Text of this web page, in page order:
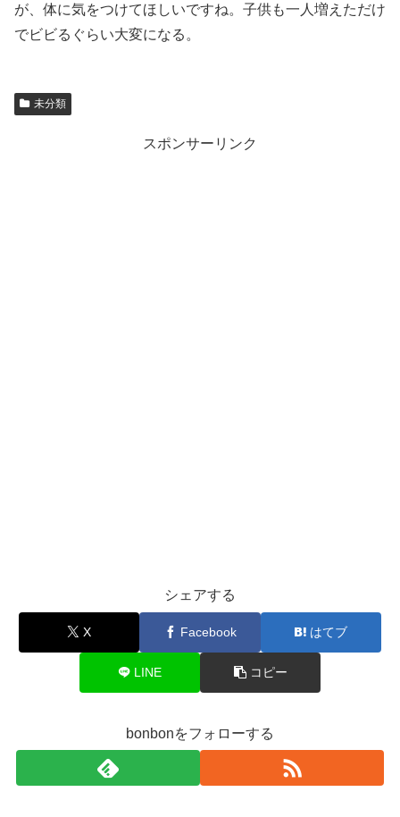
が、体に気をつけてほしいですね。子供も一人増えただけ
でビビるぐらい大変になる。
未分類
スポンサーリンク
シェアする
X Facebook はてブ
LINE コピー
bonbonをフォローする